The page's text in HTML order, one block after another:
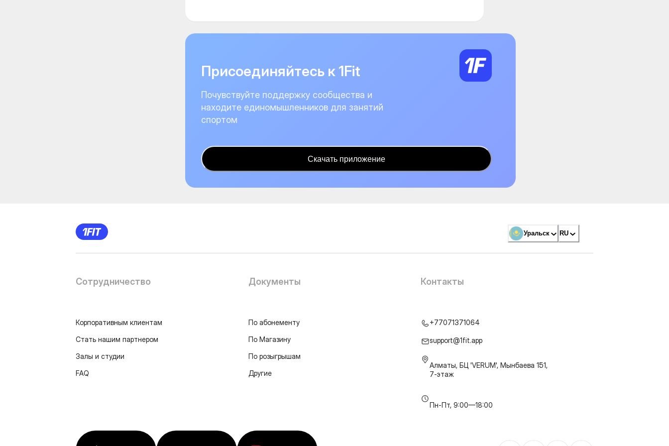
Присоединяйтесь к 1Fit
Почувствуйте поддержку сообщества и
находите единомышленников для занятий
спортом
Скачать приложение
Уральск RU
Сотрудничество
Корпоративным клиентам
Стать нашим партнером
Залы и студии
FAQ
Документы
По абонементу
По Магазину
По розыгрышам
Другие
Контакты
+77071371064
support@1fit.app
Алматы, БЦ 'VERUM', Мынбаева 151,
7-этаж
Пн-Пт, 9:00—18:00